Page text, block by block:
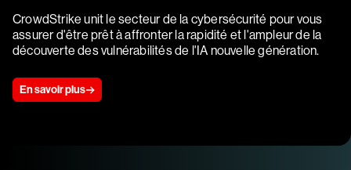
CrowdStrike unit le secteur de la cybersécurité pour vous
assurer d'être prêt à affronter la rapidité et l'ampleur de la
découverte des vulnérabilités de l'IA nouvelle génération.
En savoir plus